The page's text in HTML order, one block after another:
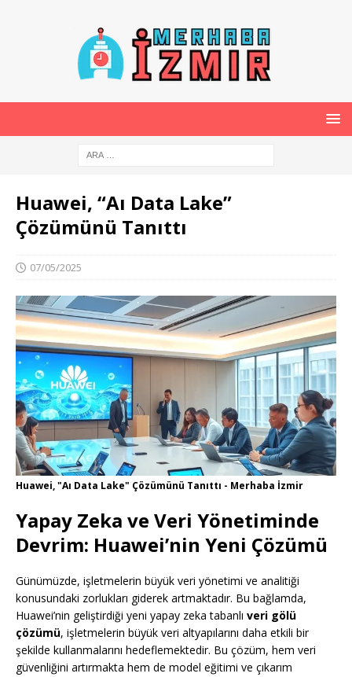
Huawei, “Aı Data Lake”
Çözümünü Tanıttı
07/05/2025
Huawei, "Aı Data Lake" Çözümünü Tanıttı - Merhaba İzmir
Yapay Zeka ve Veri Yönetiminde
Devrim: Huawei’nin Yeni Çözümü
Günümüzde, işletmelerin büyük veri yönetimi ve analitiği
konusundaki zorlukları giderek artmaktadır. Bu bağlamda,
Huawei’nin geliştirdiği yeni yapay zeka tabanlı veri gölü
çözümü, işletmelerin büyük veri altyapılarını daha etkili bir
şekilde kullanmalarını hedeflemektedir. Bu çözüm, hem veri
güvenliğini artırmakta hem de model eğitimi ve çıkarım